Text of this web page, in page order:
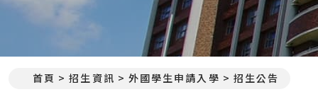
首頁 招生資訊 外國學生申請入學 招生公告